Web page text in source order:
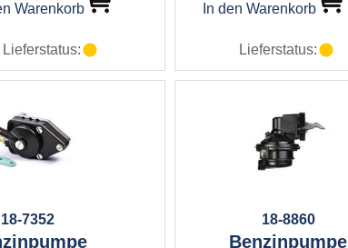
Warenkorb
Lieferstatus:
In den Warenkorb
Lieferstatus:
18-7352 18-8860
Benzinpumpe